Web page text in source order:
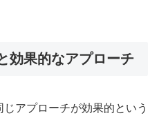
効果的なアプローチ
アプローチが効果的という